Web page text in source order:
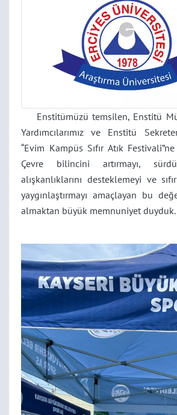
Enstitümüzü temsilen, Enstitü
Yardımcılarımız ve Enstitü
“Evim Kampüs Sıfır Atık
Çevre bilincini artırmayı,
alışkanlıklarını desteklemeyi ve
yaygınlaştırmayı amaçlayan bu
almaktan büyük memnuniyet duyduk.